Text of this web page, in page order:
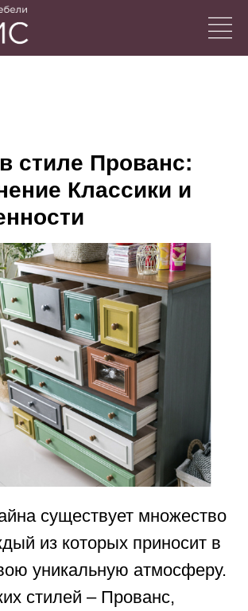
стиле Прованс:
Классики и
существует множество
из которых приносит в
уникальную атмосферу.
стилей – Прованс,